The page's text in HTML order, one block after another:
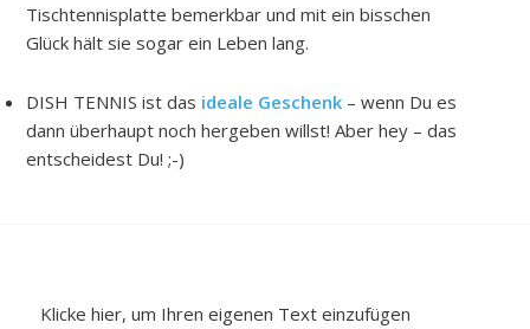
Tischtennisplatte bemerkbar und mit ein bisschen
Glück hält sie sogar ein Leben lang.
DISH TENNIS ist das ideale Geschenk – wenn Du es
dann überhaupt noch hergeben willst! Aber hey – das
entscheidest Du! ;-)
Klicke hier, um Ihren eigenen Text einzufügen